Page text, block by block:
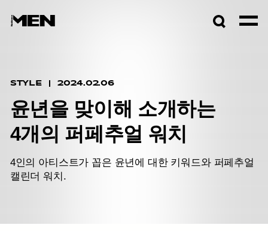
STYLE 2024.02.06
윤년을 맞이해 소개하는
4개의 퍼페추얼 워치
4인의 아티스트가 꼽은 윤년에 대한 키워드와 퍼페추얼
캘린더 워치.